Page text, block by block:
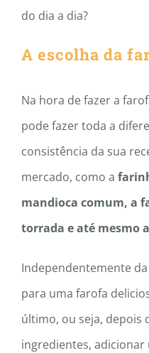
do dia a dia?
A escolha da
Na hora de fazer a
pode fazer toda a
consistência da sua
mercado, como a
mandioca comum, a
torrada e até mesmo
Independentemente
para uma farofa
último, ou seja, depois
ingredientes,